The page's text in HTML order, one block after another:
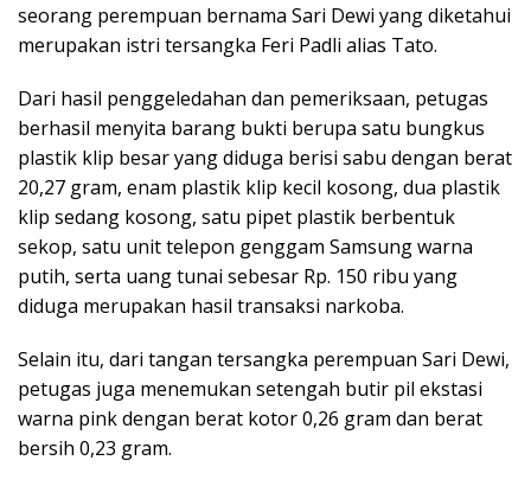
seorang perempuan bernama Sari Dewi yang diketahui
merupakan istri tersangka Feri Padli alias Tato.
Dari hasil penggeledahan dan pemeriksaan, petugas
berhasil menyita barang bukti berupa satu bungkus
plastik klip besar yang diduga berisi sabu dengan berat
20,27 gram, enam plastik klip kecil kosong, dua plastik
klip sedang kosong, satu pipet plastik berbentuk
sekop, satu unit telepon genggam Samsung warna
putih, serta uang tunai sebesar Rp. 150 ribu yang
diduga merupakan hasil transaksi narkoba.
Selain itu, dari tangan tersangka perempuan Sari Dewi,
petugas juga menemukan setengah butir pil ekstasi
warna pink dengan berat kotor 0,26 gram dan berat
bersih 0,23 gram.